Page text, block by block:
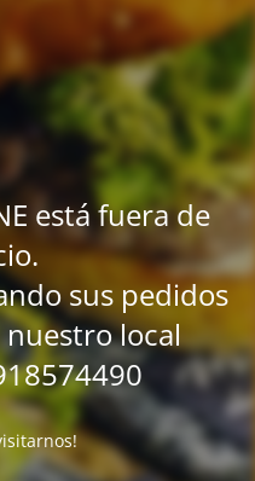
está fuera de
sus pedidos
local